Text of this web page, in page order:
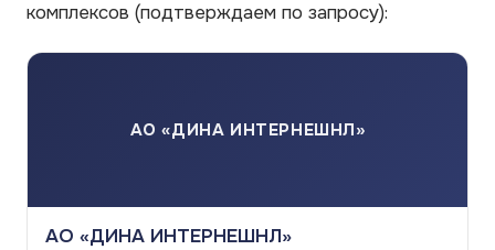
комплексов (подтверждаем по запросу):
АО «ДИНА ИНТЕРНЕШНЛ»
АО «ДИНА ИНТЕРНЕШНЛ»